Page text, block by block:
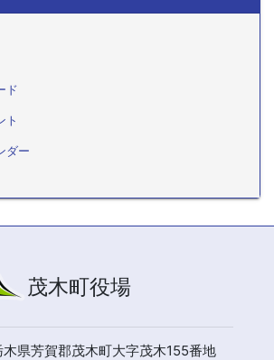
ド
ト
ダー
茂木町役場
県芳賀郡茂木町大字茂木155番地